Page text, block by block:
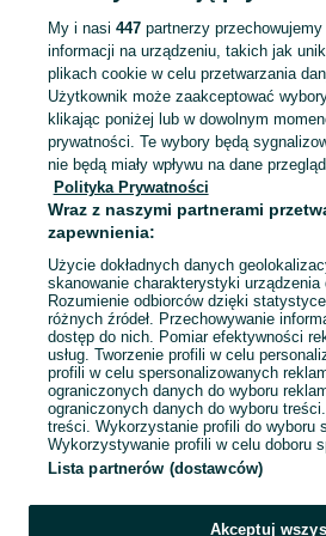
Popularne wyszukiwania
My i nasi 447partnerzy
informacji na urządzeniu, takich jak
plikach cookie w celu przetwarzania
Użytkownik może zaakceptować
klikając poniżej lub w dowolnym
prywatności. Te wybory będą
nie będą miały wpływu na dane
Polityka Prywatności
Wraz z naszymi partnerami
zapewnienia:
Użycie dokładnych danych
skanowanie charakterystyki
Rozumienie odbiorców dzięki
różnych źródeł. Przechowywanie
dostęp do nich. Pomiar efektywności
usług. Tworzenie profili w celu
profili w celu spersonalizowanych
ograniczonych danych do wyboru
ograniczonych danych do wyboru
treści. Wykorzystanie profili do wyboru
Wykorzystywanie profili w celu doboru
Lista partnerów (dostawców)
Akceptuj